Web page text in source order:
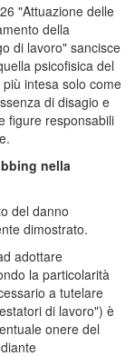
"Attuazione delle
della
di lavoro" sancisce
psicofisica del
intesa solo come
di disagio e
figure responsabili
nella
del danno
dimostrato.
adottare
la particolarità
a tutelare
di lavoro") è
onere del